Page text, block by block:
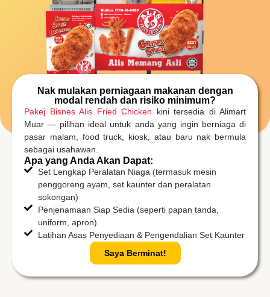
Nak mulakan perniagaan makanan dengan
modal rendah dan risiko minimum?
Pakej Bisnes Alis Fried Chicken kini tersedia di Alimart
Muar — pilihan ideal untuk anda yang ingin berniaga di
pasar malam, food truck, kiosk, atau baru nak bermula
sebagai usahawan.
Apa yang Anda Akan Dapat:
Set Lengkap Peralatan Niaga (termasuk mesin
penggoreng ayam, set kaunter dan peralatan
sokongan)
Penjenamaan Siap Sedia (seperti papan tanda,
uniform, apron)
Latihan Asas Penyediaan & Pengendalian Set Kaunter
Saya Berminat!